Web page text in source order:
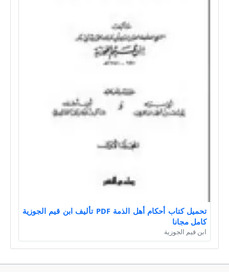
تحميل كتاب أحكام أهل الذمة PDF تأليف ابن قيم الجوزية
كامل مجانا
ابن قيم الجوزية